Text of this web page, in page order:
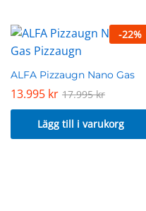
-22%
ALFA Pizzaugn Nano Gas
13.995 kr 17.995kr
Lägg till i varukorg